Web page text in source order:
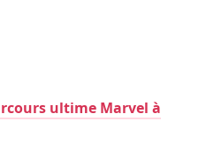
ultime Marvel à